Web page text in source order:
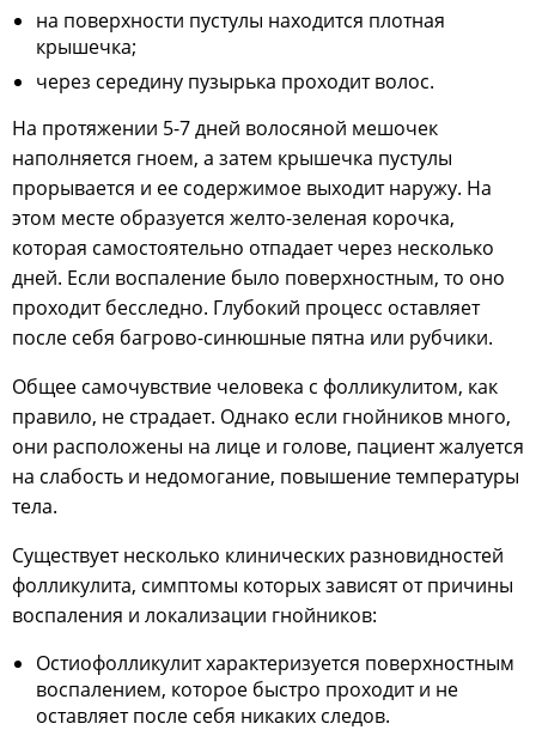
на поверхности пустулы находится плотная
крышечка;
через середину пузырька проходит волос.
На протяжении 5-7 дней волосяной мешочек
наполняется гноем, а затем крышечка пустулы
прорывается и ее содержимое выходит наружу. На
этом месте образуется желто-зеленая корочка,
которая самостоятельно отпадает через несколько
дней. Если воспаление было поверхностным, то оно
проходит бесследно. Глубокий процесс оставляет
после себя багрово-синюшные пятна или рубчики.
Общее самочувствие человека с фолликулитом, как
правило, не страдает. Однако если гнойников много,
они расположены на лице и голове, пациент жалуется
на слабость и недомогание, повышение температуры
тела.
Существует несколько клинических разновидностей
фолликулита, симптомы которых зависят от причины
воспаления и локализации гнойников:
Остиофолликулит характеризуется поверхностным
воспалением, которое быстро проходит и не
оставляет после себя никаких следов.